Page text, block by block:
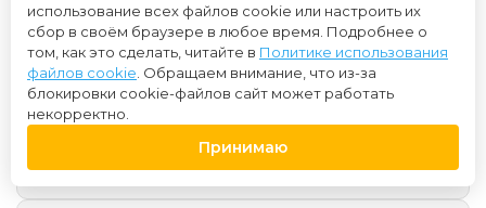
2 200 ₽
Нет в наличии
использование всех файлов cookie или настроить их
сбор в своём браузере в любое время. Подробнее о
том, как это сделать, читайте в Политике использования
файлов cookie . Обращаем внимание, что из-за
блокировки cookie-файлов сайт может работать
некорректно.
Принимаю